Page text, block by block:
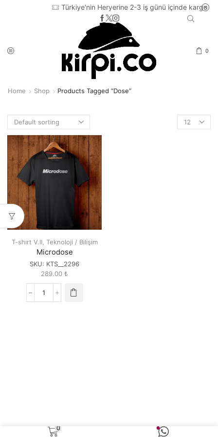
Türkiye'nin Heryerine 2-3 iş günü içinde kargo
0
Home Shop Products Tagged “dose”
Products
per
T-shırt V.II, Teknoloji / Bilişim
Microdose
SKU: KTS__2296
289.00 ₺
Microdose
0